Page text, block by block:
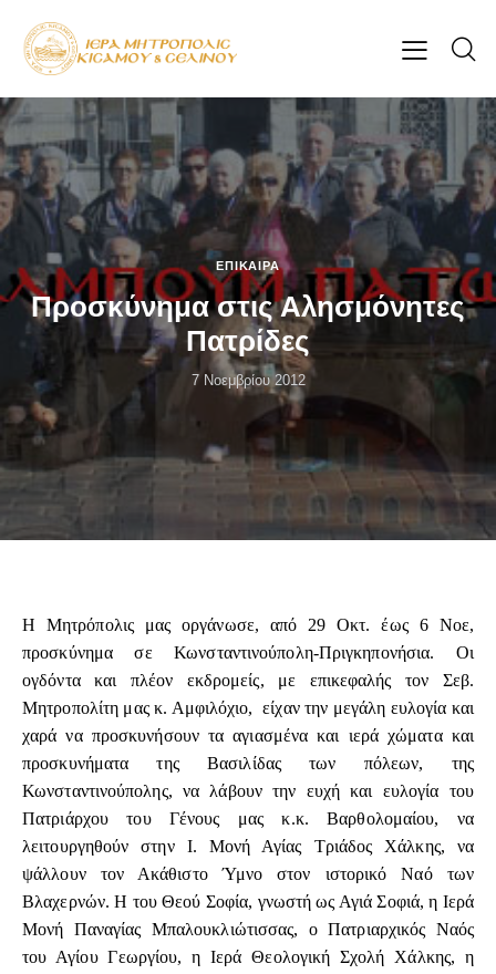
ΕΠΊΚΑΙΡΑ
Προσκύνημα στις Αλησμόνητες
Πατρίδες
7 Νοεμβρίου 2012
Η Μητρόπολις μας οργάνωσε, από 29 Οκτ. έως 6 Νοε,
προσκύνημα σε Κωνσταντινούπολη-Πριγκηπονήσια. Οι
ογδόντα και πλέον εκδρομείς, με επικεφαλής τον Σεβ.
Μητροπολίτη μας κ. Αμφιλόχιο, είχαν την μεγάλη ευλογία και
χαρά να προσκυνήσουν τα αγιασμένα και ιερά χώματα και
προσκυνήματα της Βασιλίδας των πόλεων, της
Κωνσταντινούπολης, να λάβουν την ευχή και ευλογία του
Πατριάρχου του Γένους μας κ.κ. Βαρθολομαίου, να
λειτουργηθούν στην Ι. Μονή Αγίας Τριάδος Χάλκης, να
ψάλλουν τον Ακάθιστο Ύμνο στον ιστορικό Ναό των
Βλαχερνών. Η του Θεού Σοφία, γνωστή ως Αγιά Σοφιά, η Ιερά
Μονή Παναγίας Μπαλουκλιώτισσας, ο Πατριαρχικός Ναός
του Αγίου Γεωργίου, η Ιερά Θεολογική Σχολή Χάλκης, η